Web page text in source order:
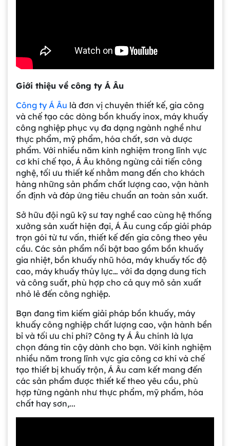
Giới thiệu về công ty Á Âu
Công ty Á Âu là đơn vị chuyên thiết kế, gia công
và chế tạo các dòng bồn khuấy inox, máy khuấy
công nghiệp phục vụ đa dạng ngành nghề như
thực phẩm, mỹ phẩm, hóa chất, sơn và dược
phẩm. Với nhiều năm kinh nghiệm trong lĩnh vực
cơ khí chế tạo, Á Âu không ngừng cải tiến công
nghệ, tối ưu thiết kế nhằm mang đến cho khách
hàng những sản phẩm chất lượng cao, vận hành
ổn định và đáp ứng tiêu chuẩn an toàn sản xuất.
Sở hữu đội ngũ kỹ sư tay nghề cao cùng hệ thống
xưởng sản xuất hiện đại, Á Âu cung cấp giải pháp
trọn gói từ tư vấn, thiết kế đến gia công theo yêu
cầu. Các sản phẩm nổi bật bao gồm bồn khuấy
gia nhiệt, bồn khuấy nhũ hóa, máy khuấy tốc độ
cao, máy khuấy thủy lực… với đa dạng dung tích
và công suất, phù hợp cho cả quy mô sản xuất
nhỏ lẻ đến công nghiệp.
Bạn đang tìm kiếm giải pháp bồn khuấy, máy
khuấy công nghiệp chất lượng cao, vận hành bền
bỉ và tối ưu chi phí? Công ty Á Âu chính là lựa
chọn đáng tin cậy dành cho bạn. Với kinh nghiệm
nhiều năm trong lĩnh vực gia công cơ khí và chế
tạo thiết bị khuấy trộn, Á Âu cam kết mang đến
các sản phẩm được thiết kế theo yêu cầu, phù
hợp từng ngành như thực phẩm, mỹ phẩm, hóa
chất hay sơn,...